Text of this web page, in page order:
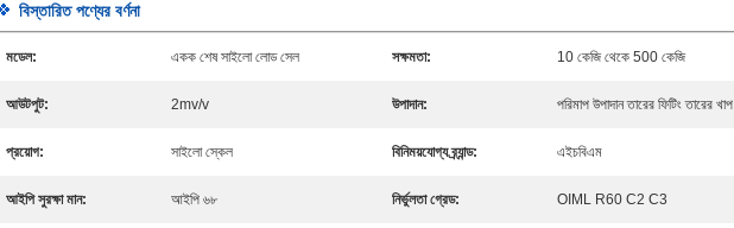
বিস্তারিত পণ্যের বর্ণনা
মডেল: একক শেষ সাইলো লোড সেল সক্ষমতা: 10 কেজি থেকে 500 কেজি
আউটপুট: 2mv/v উপাদান: পরিমাপ উপাদান তারের ফিটিং তারের খাপ
প্রয়োগ: সাইলো স্কেল বিনিময়যোগ্য ব্র্যান্ড: এইচবিএম
আইপি সুরক্ষা মান: আইপি ৬৮ নির্ভুলতা গ্রেড: OIML R60 C2 C3